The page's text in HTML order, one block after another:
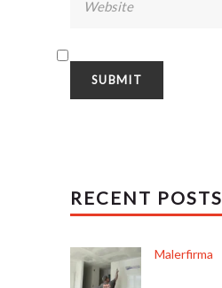
RECENT POSTS
Malerfirma